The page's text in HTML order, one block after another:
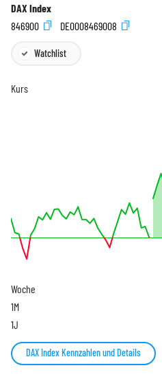
DAX Index
846900
DE0008469008
Watchlist
Kurs
Woche
1M
1J
DAX Index Kennzahlen und Details